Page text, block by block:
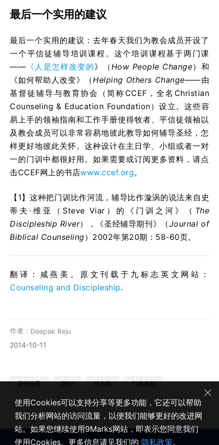
最后一个实用的建议
最后一个实用的建议：去年春天我们为教会成员开设了
一个平信徒辅导培训课程。这个培训课程基于两门课
—— 《人是怎样改变的》（How People Change）和
《如何帮助人改变》（Helping Others Change——由
基督徒辅导与教育协会（简称CCEF，全名Christian
Counseling & Education Foundation）设立。这些容
易上手的领袖指南和工作手册使得牧者、平信徒领袖以
及教会成员可以非常容易地彼此教导如何辅导圣经，怎
样更好地彼此关怀。这种设计在主日学、小组或者一对
一的门训中都很好用。如果需要或订阅更多资料，请点
击CCEF网上的书店www.ccef.org。
【1】这种把门训比作河流，辅导比作漩涡的说法来自史
蒂夫·维亚（Steve Viar）的《门训之河》（ The
Discipleship River），《圣经辅导期刊》（Journal of
Biblical Counseling）2002年第20期：58-60页。
翻译：咸燕美。原文刊载于九标志英文网站：
Counseling and Discipleship.
作者： Deepak Reju
2014-10-11
圣经辅导 期刊 第九期 门徒造就
使用Cookies可以支持分享等更多功能，它还可以帮助
我们分析网站的访问流量，以便我们能够更好的改进网
站。如果您继续使用9Marks网站，即表示您同意我们
使用Cookies。更多信息请见我们的 隐私政策。